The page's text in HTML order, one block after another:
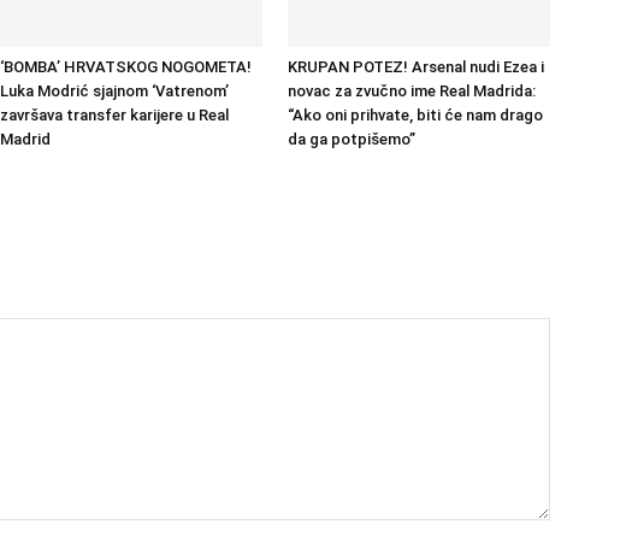
‘BOMBA’ HRVATSKOG NOGOMETA!
Luka Modrić sjajnom ‘Vatrenom’
završava transfer karijere u Real
Madrid
KRUPAN POTEZ! Arsenal nudi Ezea i
novac za zvučno ime Real Madrida:
“Ako oni prihvate, biti će nam drago
da ga potpišemo”